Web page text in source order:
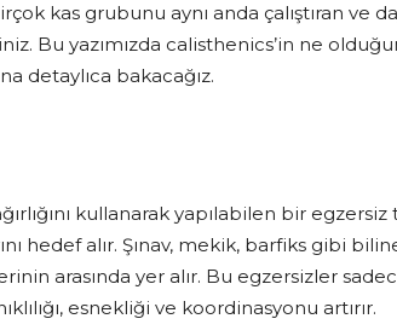
kas grubunu aynı anda çalıştıran ve
Bu yazımızda calisthenics’in ne
detaylıca bakacağız.
kullanarak yapılabilen bir
hedef alır. Şınav, mekik, barfiks gibi
arasında yer alır. Bu egzersizler
esnekliği ve koordinasyonu artırır.